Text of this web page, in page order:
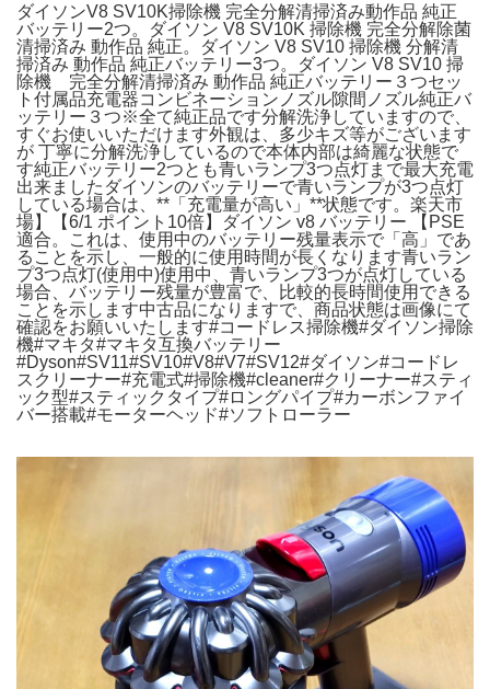
ダイソンV8 SV10K掃除機 完全分解清掃済み動作品 純正
バッテリー2つ。ダイソン V8 SV10K 掃除機 完全分解除菌
清掃済み 動作品 純正。ダイソン V8 SV10 掃除機 分解清
掃済み 動作品 純正バッテリー3つ。ダイソン V8 SV10 掃
除機 完全分解清掃済み 動作品 純正バッテリー３つセッ
ト付属品充電器コンビネーションノズル隙間ノズル純正バ
ッテリー３つ※全て純正品です分解洗浄していますので、
すぐお使いいただけます外観は、多少キズ等がございます
が 丁寧に分解洗浄しているので本体内部は綺麗な状態で
す純正バッテリー2つとも青いランプ3つ点灯まで最大充電
出来ましたダイソンのバッテリーで青いランプが3つ点灯
している場合は、**「充電量が高い」**状態です。楽天市
場】【6/1 ポイント10倍】ダイソン v8 バッテリー 【PSE
適合。これは、使用中のバッテリー残量表示で「高」であ
ることを示し、一般的に使用時間が長くなります青いラン
プ3つ点灯(使用中)使用中、青いランプ3つが点灯している
場合、バッテリー残量が豊富で、比較的長時間使用できる
ことを示します中古品になりますで、商品状態は画像にて
確認をお願いいたします#コードレス掃除機#ダイソン掃除
機#マキタ#マキタ互換バッテリー
#Dyson#SV11#SV10#V8#V7#SV12#ダイソン#コードレ
スクリーナー#充電式#掃除機#cleaner#クリーナー#スティ
ック型#スティックタイプ#ロングパイプ#カーボンファイ
バー搭載#モーターヘッド#ソフトローラー